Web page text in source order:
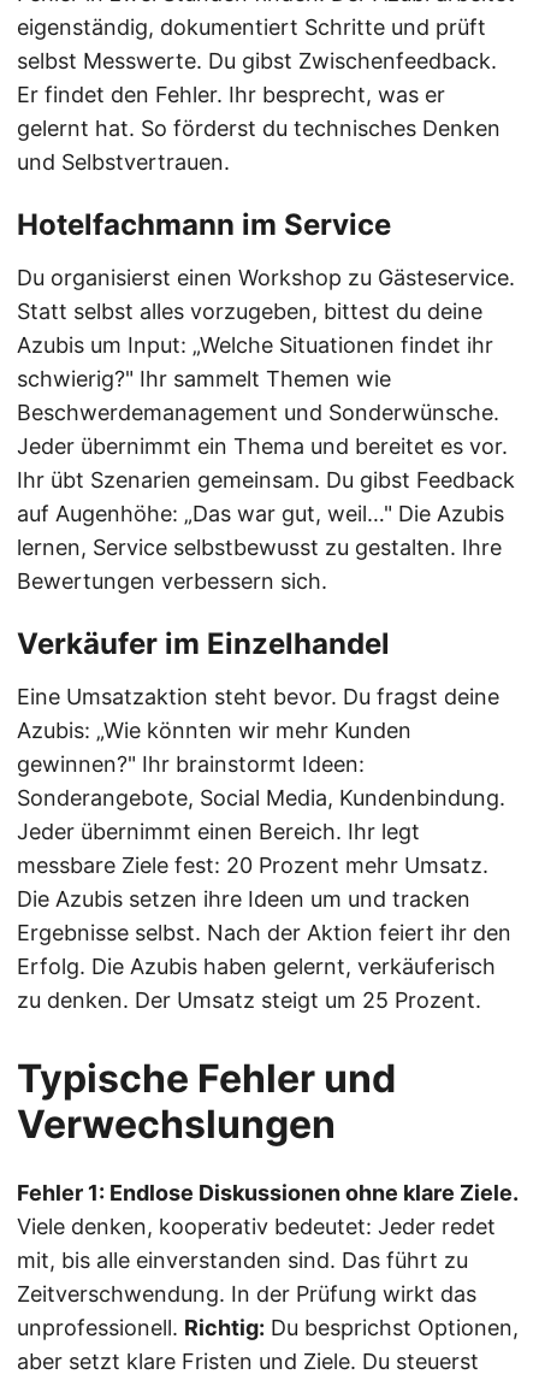
eigenständig, dokumentiert Schritte und prüft
selbst Messwerte. Du gibst Zwischenfeedback.
Er findet den Fehler. Ihr besprecht, was er
gelernt hat. So förderst du technisches Denken
und Selbstvertrauen.
Hotelfachmann im Service
Du organisierst einen Workshop zu Gästeservice.
Statt selbst alles vorzugeben, bittest du deine
Azubis um Input: „Welche Situationen findet ihr
schwierig?" Ihr sammelt Themen wie
Beschwerdemanagement und Sonderwünsche.
Jeder übernimmt ein Thema und bereitet es vor.
Ihr übt Szenarien gemeinsam. Du gibst Feedback
auf Augenhöhe: „Das war gut, weil…" Die Azubis
lernen, Service selbstbewusst zu gestalten. Ihre
Bewertungen verbessern sich.
Verkäufer im Einzelhandel
Eine Umsatzaktion steht bevor. Du fragst deine
Azubis: „Wie könnten wir mehr Kunden
gewinnen?" Ihr brainstormt Ideen:
Sonderangebote, Social Media, Kundenbindung.
Jeder übernimmt einen Bereich. Ihr legt
messbare Ziele fest: 20 Prozent mehr Umsatz.
Die Azubis setzen ihre Ideen um und tracken
Ergebnisse selbst. Nach der Aktion feiert ihr den
Erfolg. Die Azubis haben gelernt, verkäuferisch
zu denken. Der Umsatz steigt um 25 Prozent.
Typische Fehler und
Verwechslungen
Fehler 1: Endlose Diskussionen ohne klare Ziele.
Viele denken, kooperativ bedeutet: Jeder redet
mit, bis alle einverstanden sind. Das führt zu
Zeitverschwendung. In der Prüfung wirkt das
unprofessionell. Richtig: Du besprichst Optionen,
aber setzt klare Fristen und Ziele. Du steuerst